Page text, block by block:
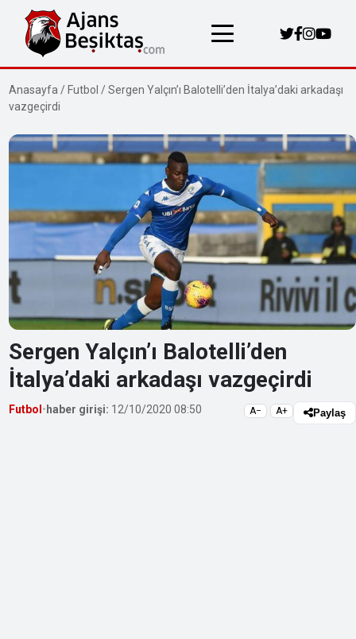
Anasayfa / Futbol /Sergen Yalçın’ı Balotelli’den İtalya’daki arkadaşı
vazgeçirdi
Sergen Yalçın’ı Balotelli’den
İtalya’daki arkadaşı vazgeçirdi
Futbol • haber girişi: 12/10/2020 08:50 A− A+ Paylaş